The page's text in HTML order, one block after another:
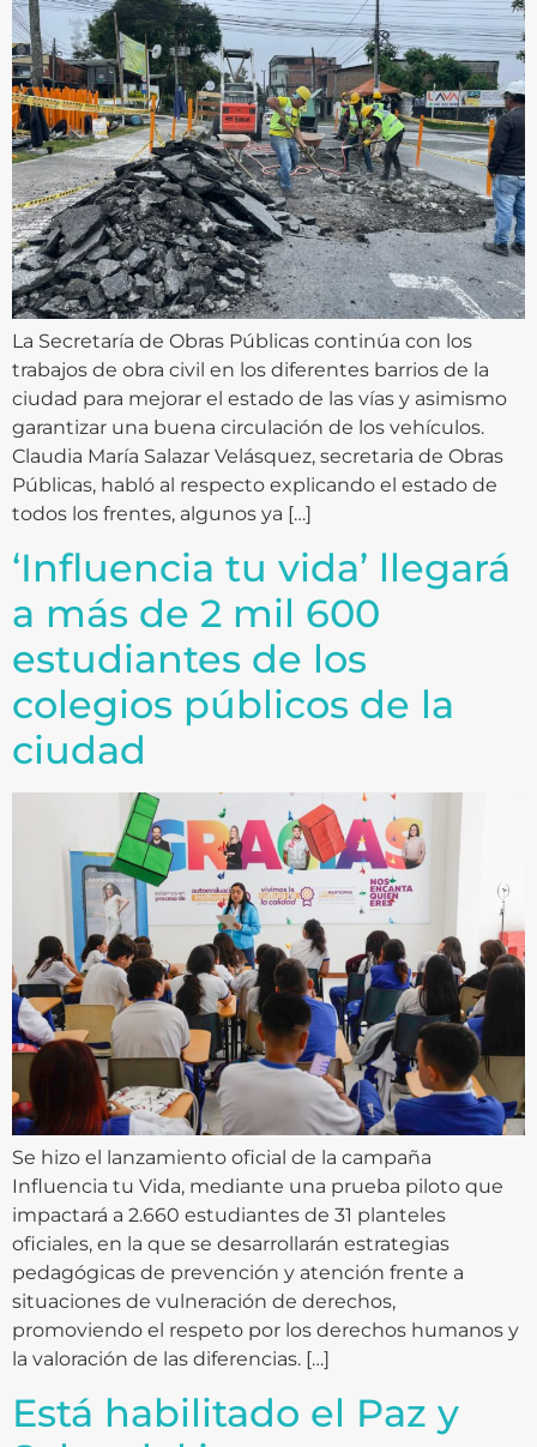
La Secretaría de Obras Públicas continúa con los
trabajos de obra civil en los diferentes barrios de la
ciudad para mejorar el estado de las vías y asimismo
garantizar una buena circulación de los vehículos.
Claudia María Salazar Velásquez, secretaria de Obras
Públicas, habló al respecto explicando el estado de
todos los frentes, algunos ya […]
‘Influencia tu vida’ llegará
a más de 2 mil 600
estudiantes de los
colegios públicos de la
ciudad
Se hizo el lanzamiento oficial de la campaña
Influencia tu Vida, mediante una prueba piloto que
impactará a 2.660 estudiantes de 31 planteles
oficiales, en la que se desarrollarán estrategias
pedagógicas de prevención y atención frente a
situaciones de vulneración de derechos,
promoviendo el respeto por los derechos humanos y
la valoración de las diferencias. […]
Está habilitado el Paz y